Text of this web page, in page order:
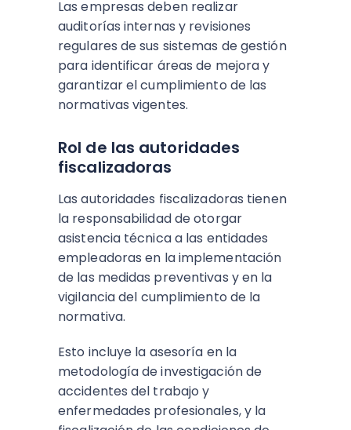
Las empresas deben realizar
auditorías internas y revisiones
regulares de sus sistemas de gestión
para identificar áreas de mejora y
garantizar el cumplimiento de las
normativas vigentes.
Rol de las autoridades
fiscalizadoras
Las autoridades fiscalizadoras tienen
la responsabilidad de otorgar
asistencia técnica a las entidades
empleadoras en la implementación
de las medidas preventivas y en la
vigilancia del cumplimiento de la
normativa.
Esto incluye la asesoría en la
metodología de investigación de
accidentes del trabajo y
enfermedades profesionales, y la